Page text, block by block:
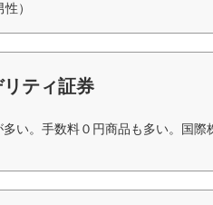
）
リティ証券
い。手数料０円商品も多い。国